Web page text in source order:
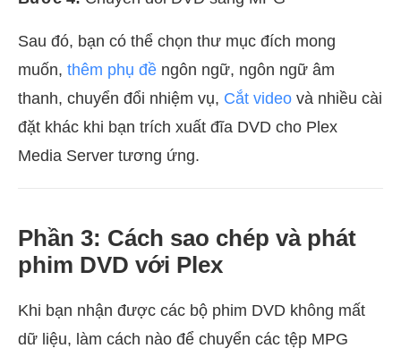
Sau đó, bạn có thể chọn thư mục đích mong
muốn, thêm phụ đề ngôn ngữ, ngôn ngữ âm
thanh, chuyển đổi nhiệm vụ, Cắt video và nhiều cài
đặt khác khi bạn trích xuất đĩa DVD cho Plex
Media Server tương ứng.
Phần 3: Cách sao chép và phát
phim DVD với Plex
Khi bạn nhận được các bộ phim DVD không mất
dữ liệu, làm cách nào để chuyển các tệp MPG